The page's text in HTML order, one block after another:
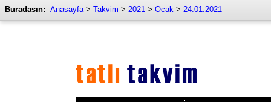
Buradasın: Anasayfa> Takvim > 2021 > Ocak > 24.01.2021